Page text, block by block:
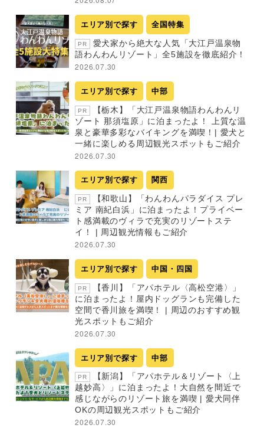
エリア別で探す 全国特集
PR
愛犬家から絶大な人気「大江戸温泉物
語わんわんリゾート」全5施設を徹底紹介！
2026.07.30
エリア別で探す 中部
PR
【栃木】「大江戸温泉物語わんわんリ
ゾート 那須塩原」に泊まったよ！ 上質な温
泉と豪華多彩なバイキングを満喫！| 愛犬と
一緒に楽しめる周辺観光スポットもご紹介
2026.07.30
エリア別で探す 関西
PR
【和歌山】「わんわんパラダイス プレ
ミア 南紀白浜」に泊まったよ！プライベー
ト感満載のヴィラで充実のリゾートステ
イ！ | 周辺観光情報もご紹介
2026.07.30
エリア別で探す 中国・四国
PR
【香川】「アパホテル〈高松空港〉」
に泊まったよ！屋内ドッグランも完備した
空間で香川旅を満喫！ | 周辺のおすすめ観
光スポットもご紹介
2026.07.30
エリア別で探す 中部
PR
【新潟】「アパホテル＆リゾート〈上
越妙高〉」に泊まったよ！大自然を間近で
感じながらのリゾート旅を満喫 | 愛犬同伴
OKの周辺観光スポットもご紹介
2026.07.30